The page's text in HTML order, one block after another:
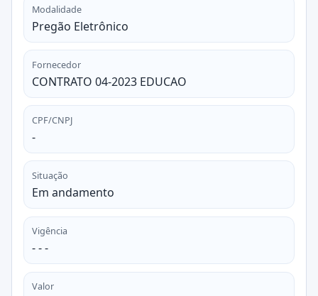
Modalidade
Pregão Eletrônico
Fornecedor
CONTRATO 04-2023 EDUCAO
CPF/CNPJ
-
Situação
Em andamento
Vigência
- - -
Valor